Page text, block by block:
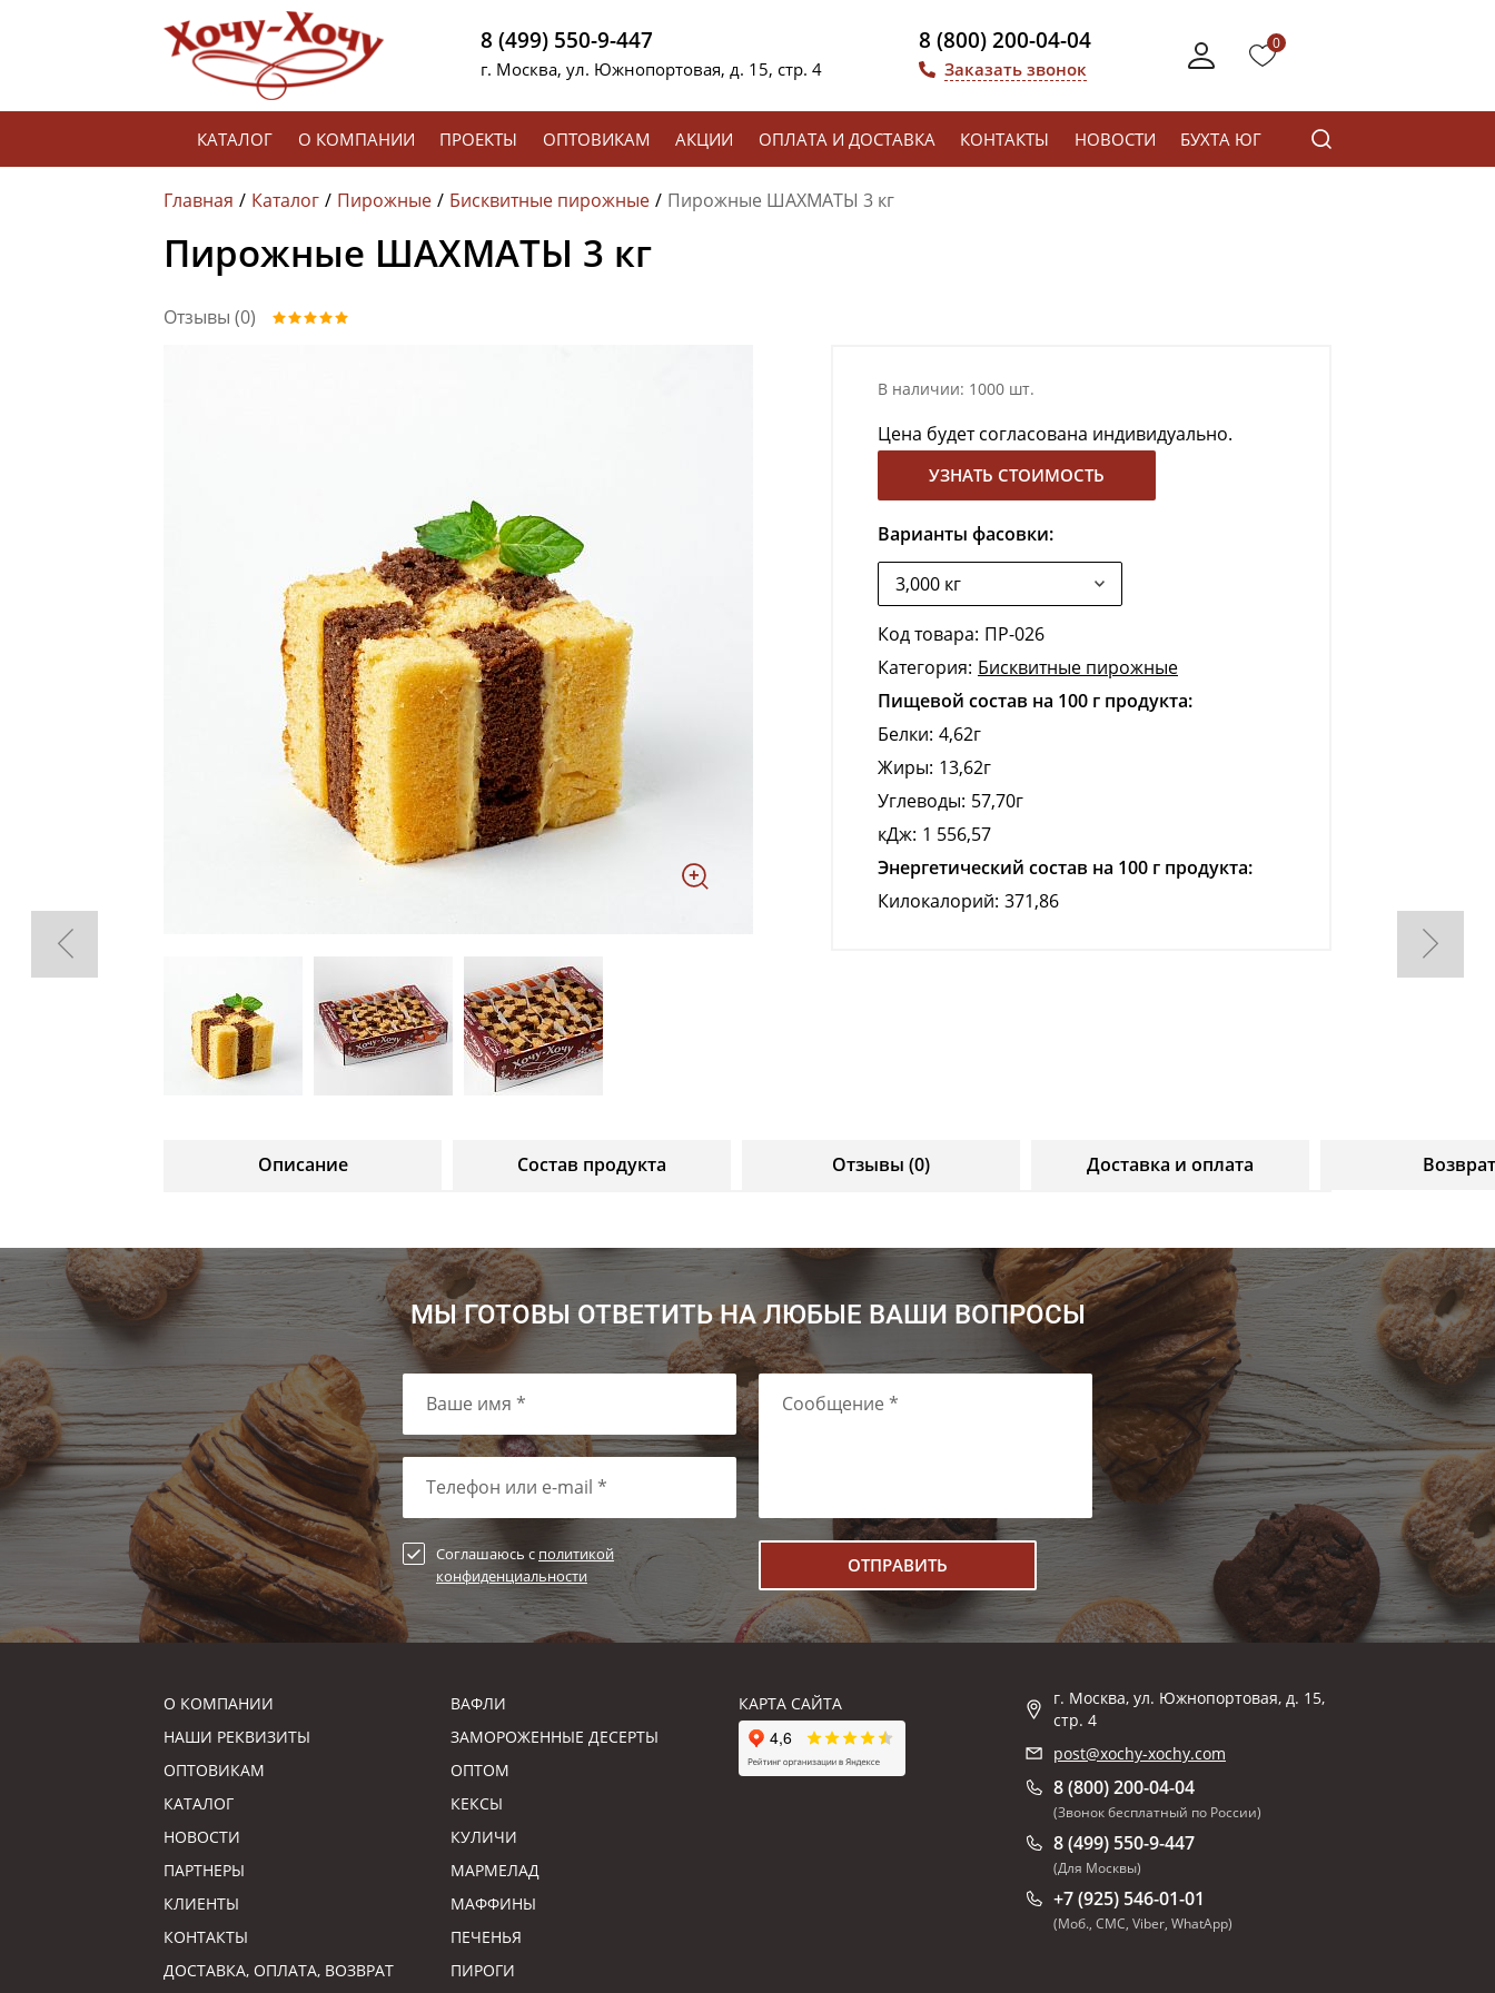
8 (499) 550-9-447
г. Москва, ул. Южнопортовая, д. 15, стр. 4
8 (800) 200-04-04
Заказать звонок
0
КАТАЛОГ О КОМПАНИИ ПРОЕКТЫ ОПТОВИКАМ АКЦИИ ОПЛАТА И ДОСТАВКА КОНТАКТЫ НОВОСТИ БУХТА ЮГ
Главная Каталог Пирожные Бисквитные пирожные Пирожные ШАХМАТЫ 3 кг
Пирожные ШАХМАТЫ 3 кг
Отзывы (0)
В наличии: 1000 шт.
Цена будет согласована индивидуально.
УЗНАТЬ СТОИМОСТЬ
Варианты фасовки:
Код товара: ПР-026
Категория: Бисквитные пирожные
Пищевой состав на 100 г продукта:
Белки: 4,62г
Жиры: 13,62г
Углеводы: 57,70г
кДж: 1 556,57
Энергетический состав на 100 г продукта:
Килокалорий: 371,86
Описание Состав продукта Отзывы (0) Доставка и оплата Возврат
МЫ ГОТОВЫ ОТВЕТИТЬ НА ЛЮБЫЕ ВАШИ ВОПРОСЫ
Ваше имя *
Телефон или e-mail *
Сообщение *
Соглашаюсь с политикой
конфиденциальности
О КОМПАНИИ
НАШИ РЕКВИЗИТЫ
ОПТОВИКАМ
КАТАЛОГ
НОВОСТИ
ПАРТНЕРЫ
КЛИЕНТЫ
КОНТАКТЫ
ДОСТАВКА, ОПЛАТА, ВОЗВРАТ
ВАФЛИ
ЗАМОРОЖЕННЫЕ ДЕСЕРТЫ
ОПТОМ
КЕКСЫ
КУЛИЧИ
МАРМЕЛАД
МАФФИНЫ
ПЕЧЕНЬЯ
ПИРОГИ
КАРТА САЙТА
г. Москва, ул. Южнопортовая, д. 15,
стр. 4
post@xochy-xochy.com
8 (800) 200-04-04
(Звонок бесплатный по России)
8 (499) 550-9-447
(Для Москвы)
+7 (925) 546-01-01
(Моб., СМС, Viber, WhatApp)